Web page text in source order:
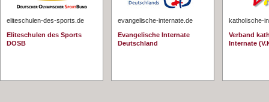
eliteschulen-des-sports.de
Eliteschulen des Sports
DOSB
evangelische-internate.de
Evangelische Internate
Deutschland
katholische-
Verband
Internate